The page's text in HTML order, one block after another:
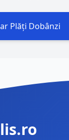
Plăți Dobânzi